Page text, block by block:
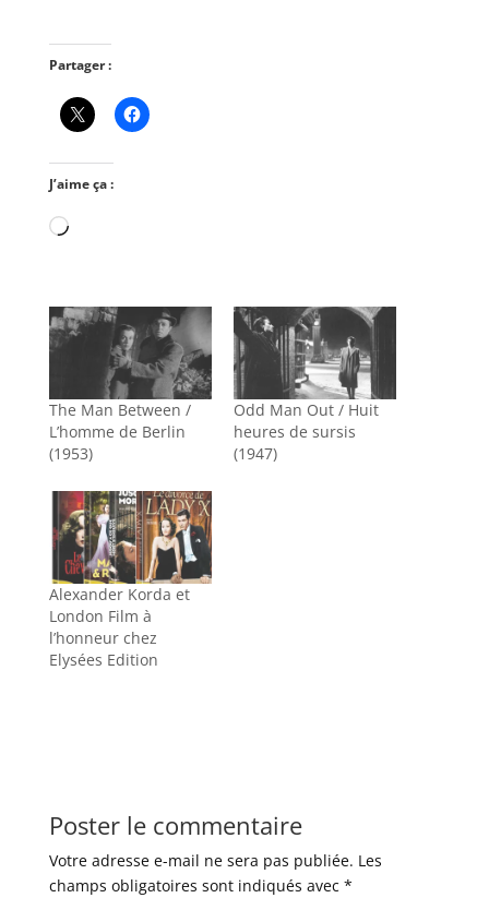
Partager :
J’aime ça :
Chargement…
The Man Between /
L’homme de Berlin
(1953)
Odd Man Out / Huit
heures de sursis
(1947)
Alexander Korda et
London Film à
l’honneur chez
Elysées Edition
Poster le commentaire
Votre adresse e-mail ne sera pas publiée. Les
champs obligatoires sont indiqués avec *